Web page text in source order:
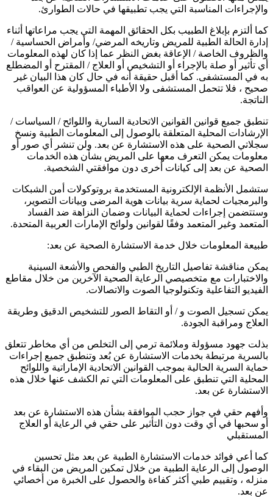
والإجراءات المناسبة التي يجب تطبيقها في حالات الطوارئ.
كما ألتزم بإبلاغ الطبيب بكل الحقائق المهمة التي يجب مراعاتها أثناء
إدارة الحالة الطبية للمريض وتاريخه المرضي/ وأمراض الحساسية /
والظروف الخاصة / الإعاقة بغض النظر عما إذا كان لهذه المعلومات
أي تأثير أو صلة بالإجراء أو التشخيص أو العلاج / المقترح أو المضطلع
به في المستشفى. كما أقبل حقيقة أنه في حال كان هذا البيان غير
صحيح ، فلا تتحمل المستشفى ولا الأطباء المسؤولية عن العواقب
الناتجة.
تنطبق جميع قوانين القوانين الاتحادية السارية واللوائح / السياسات /
الإرشادات المحلية المتعلقة بالوصول إلى المعلومات الطبية ونسخ
سجلاتي الصحية على هذه الاستشارة عن بعد. ولن تنشر أي صور أو
معلومات يمكن التعرف معها على المريض بشأن هذه الخدمات
الصحية عن بعد إلى كيانات أخرى دون موافقتي الشخصية.
ستشمل الأنظمة الإلكترونية المستخدمة بروتوكولات أمن الشبكات
والبرمجيات لحماية سرية بيانات هوية المرضى وبيانات التصوير،
وستتضمن إجراءات لحماية البيانات وضمان النزاهة ضد الفساد
المتعمد وغير المتعمد وفقًا لقوانين ولوائح الإمارات العربية المتحدة.
طبيعة المعلومات خلال خدمة الاستشارة الصحية عن بعد:
يمكن مناقشة تفاصيل التاريخ الطبي والفحص والأشعة السينية
والاختبارات مع متخصيصي الرعاية الصحية الآخرين من خلال مقاطع
الفيديو التفاعلية وتكنولوجيا الصوت والاتصالات.
يمكن تسجيل الصوت و / أو التقاط الصور للتشخيص الدقيق وطريقة
العلاج ومراقبة الجودة.
بذلت جهود مسؤولة وملائمة ترمي إلى التخلص من أي مخاطر تتعلق
بالسرية مرتبطة بخدمات الاستشارة عن بُعد وتنطبق جميع إجراءات
حماية السرية الحالية بموجب القوانين الاتحادية الإماراتية واللوائح
المحلية التي تنطبق على المعلومات التي تم الكشف عنها خلال هذه
الاستشارة عن بعد.
وأفهم حقي في جواز حجب الموافقة بشأن هذه الاستشارة عن بعد
أو سحبها في أي وقت دون التأثير على حقي في الرعاية أو العلاج
المستقبلي
كما أعي فوائد خدمات الاستشارة الطبية عن بعد مثل تحسين
الوصول إلى الرعاية الطبية من خلال تمكين المريض من البقاء في
منزله ، وتقييم طبي أكثر كفاءة والحصول على الخبرة من أخصائي
عن بعد.